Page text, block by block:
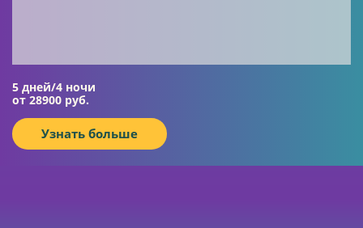
5 дней/4 ночи
от 28900 руб.
Узнать больше